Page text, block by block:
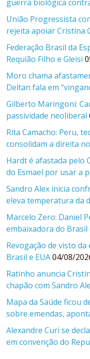
guerra biológica
União Progressista
rejeita apoiar Cristina
Federação Brasil da
Requião Filho e Gleisi
Moro chama
Deltan fala em
Gilberto Maringoni:
passividade neoliberal
Rita Camacho: Peru,
consolidam a direita
Hardt é afastada pelo
do Esmael por usar a
Sandro Alex inicia
eleva temperatura da
Marcelo Zero: Daniel
embaixadora do
Revogação de visto
Brasil e EUA 04/08/
Ratinho anuncia
chapão com Sandro
Mapa da Saúde ficou
sobre emendas,
Alexandre Curi se
em convenção do